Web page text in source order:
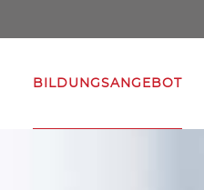
BILDUNGSANGEBOT